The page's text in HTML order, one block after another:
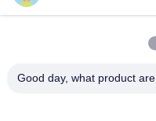
Good day, what product